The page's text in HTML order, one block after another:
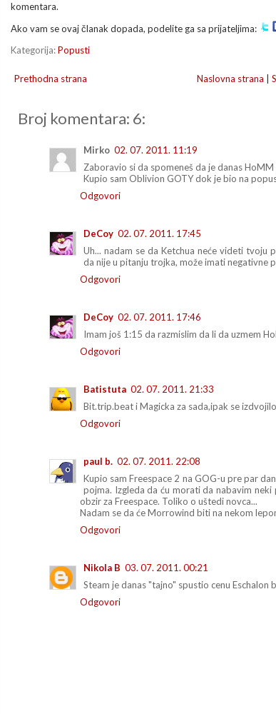
komentara.
Ako vam se ovaj članak dopada, podelite ga sa prijateljima:
Kategorija:Popusti
Prethodna strana Naslovna strana
Broj komentara: 6:
Mirko 02. 07. 2011. 11:19
Zaboravio si da spomeneš da je danas HoMM
Kupio sam Oblivion GOTY dok je bio na
Odgovori
DeCoy 02. 07. 2011. 17:45
Uh... nadam se da Ketchua neće videti tvoju
da nije u pitanju trojka, može imati negativne
Odgovori
DeCoy 02. 07. 2011. 17:46
Imam još 1:15 da razmislim da li da uzmem
Odgovori
Batistuta 02. 07. 2011. 21:33
Bit.trip.beat i Magicka za sada,ipak se
Odgovori
paul b. 02. 07. 2011. 22:08
Kupio sam Freespace 2 na GOG-u pre par
pojma. Izgleda da ću morati da nabavim
obzir za Freespace. Toliko o uštedi novca...
Nadam se da će Morrowind biti na nekom
Odgovori
Nikola B 03. 07. 2011. 00:21
Steam je danas "tajno" spustio cenu Eschalon
Odgovori